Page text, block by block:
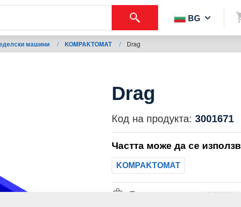
BG
машини / KOMPAKTOMAT / Drag
Drag
Код на продукта: 3001671
Частта може да се
KOMPAKTOMAT
Тегло: 15,5200 Кг